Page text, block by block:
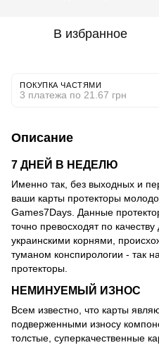
В избранное
ПОКУПКА ЧАСТЯМИ
3 платежа по 21.67 грн
Описание
7 ДНЕЙ В НЕДЕЛЮ
Именно так, без выходных и
ваши карты протекторы
Games7Days. Данные
точно превосходят по
украинскими корнями,
туманом конспирологии - так
протекторы.
НЕМИНУЕМЫЙ ИЗНОС
Всем известно, что карты
подверженными износу
толстые, суперкачественные